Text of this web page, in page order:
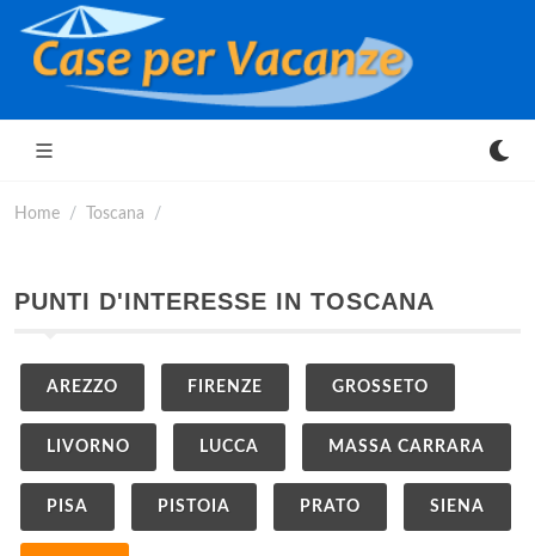
Home Toscana
PUNTI D'INTERESSE IN TOSCANA
AREZZO FIRENZE GROSSETO
LIVORNO LUCCA MASSA CARRARA
PISA PISTOIA PRATO SIENA